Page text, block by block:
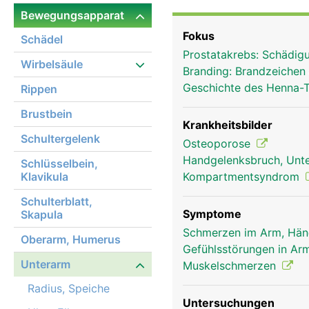
Bewegungsapparat
Schädel
Wirbelsäule
Rippen
Brustbein
Schultergelenk
Schlüsselbein,
Klavikula
Schulterblatt,
Skapula
Oberarm, Humerus
Unterarm
Radius, Speiche
ermöglicht. Das
ermöglicht komplexe
gleichzeitiger Drehung.
Hände und Finger,
Fokus
Prostatakrebs:
Branding:
Geschichte des Henna-
Krankheitsbilder
Osteoporose
Handgelenksbruch,
Kompartmentsyndrom
Symptome
Schmerzen im Arm,
Gefühlsstörungen in
Muskelschmerzen
Untersuchungen